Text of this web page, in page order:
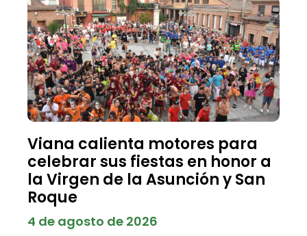
Viana calienta motores para
celebrar sus fiestas en honor a
la Virgen de la Asunción y San
Roque
4 de agosto de 2026